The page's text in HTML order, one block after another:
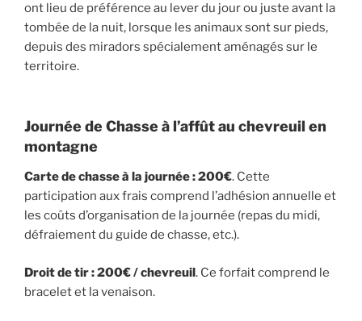
ont lieu de préférence au lever du jour ou juste avant la
tombée de la nuit, lorsque les animaux sont sur pieds,
depuis des miradors spécialement aménagés sur le
territoire.
Journée de Chasse à l’affût au chevreuil en
montagne
Carte de chasse à la journée: 200€. Cette
participation aux frais comprend l’adhésion annuelle et
les coûts d’organisation de la journée (repas du midi,
défraiement du guide de chasse, etc.).
Droit de tir : 200€ / chevreuil. Ce forfait comprend le
bracelet et la venaison.